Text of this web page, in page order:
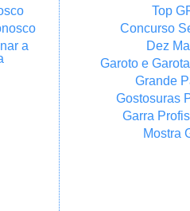
a
Top
Concurso
Dez
Garoto e
Grande
Gostosuras
Garra
Mostra